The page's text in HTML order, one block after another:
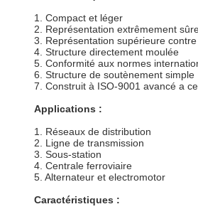
1. Compact et léger
2. Représentation extrêmement
3. Représentation supérieure
4. Structure directement moulée
5. Conformité aux normes
6. Structure de soutènement simple
7. Construit à ISO-9001 avancé a
Applications :
1. Réseaux de distribution
2. Ligne de transmission
3. Sous-station
4. Centrale ferroviaire
5. Alternateur et electromotor
Caractéristiques :